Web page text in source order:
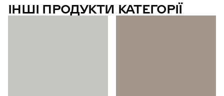
ІНШІ ПРОДУКТИ КАТЕГОРІЇ